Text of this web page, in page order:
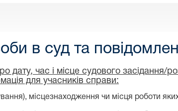
в суд та
дату, час і місце судового засідання/
для учасників справи:
місцезнаходження чи місця роботи